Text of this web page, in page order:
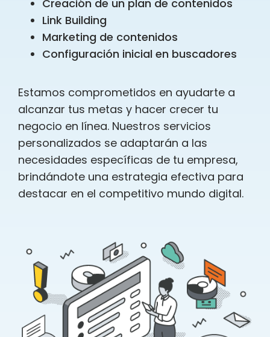
Creación de un plan de contenidos
Link Building
Marketing de contenidos
Configuración inicial en buscadores
Estamos comprometidos en ayudarte a
alcanzar tus metas y hacer crecer tu
negocio en línea. Nuestros servicios
personalizados se adaptarán a las
necesidades específicas de tu empresa,
brindándote una estrategia efectiva para
destacar en el competitivo mundo digital.